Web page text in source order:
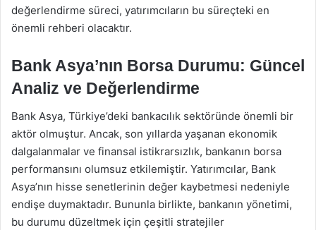
değerlendirme süreci, yatırımcıların bu süreçteki en
önemli rehberi olacaktır.
Bank Asya’nın Borsa Durumu: Güncel
Analiz ve Değerlendirme
Bank Asya, Türkiye’deki bankacılık sektöründe önemli bir
aktör olmuştur. Ancak, son yıllarda yaşanan ekonomik
dalgalanmalar ve finansal istikrarsızlık, bankanın borsa
performansını olumsuz etkilemiştir. Yatırımcılar, Bank
Asya’nın hisse senetlerinin değer kaybetmesi nedeniyle
endişe duymaktadır. Bununla birlikte, bankanın yönetimi,
bu durumu düzeltmek için çeşitli stratejiler